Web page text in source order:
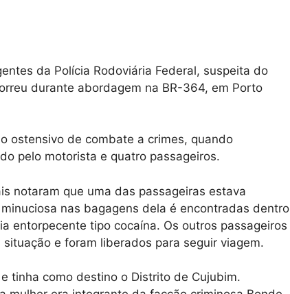
da Polícia Rodoviária Federal, suspeita do
durante abordagem na BR-364, em Porto
ostensivo de combate a crimes, quando
pelo motorista e quatro passageiros.
notaram que uma das passageiras estava
nas bagagens dela é encontradas dentro
entorpecente tipo cocaína. Os outros passageiros
e foram liberados para seguir viagem.
tinha como destino o Distrito de Cujubim.